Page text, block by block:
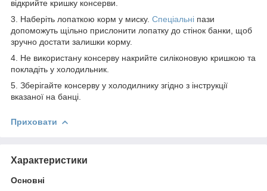
відкрийте кришку консерви.
3. Наберіть лопаткою корм у миску. Спеціальні пази
допоможуть щільно прислонити лопатку до стінок банки, щоб
зручно достати залишки корму.
4. Не використану консерву накрийте силіконовую кришкою та
покладіть у холодильник.
5. Зберігайте консерву у холодилнику згідно з інструкції
вказаної на банці.
Приховати
Характеристики
Основні